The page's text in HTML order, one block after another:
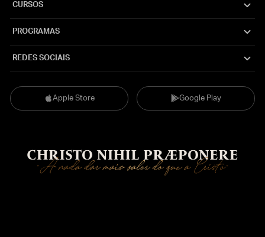
Apple Store Google Play
CURSOS
PROGRAMAS
REDES SOCIAIS